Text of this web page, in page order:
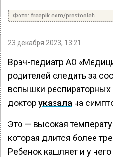
Фото: freepik.com/prostooleh
23 декабря 2023, 13:21
Врач-педиатр АО
родителей следить за
вспышки респираторных
доктор указала на
Это — высокая
которая длится более
Ребенок кашляет и у него